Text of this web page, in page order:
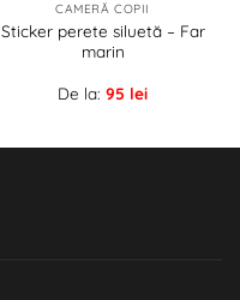
CAMERĂ COPII
Sticker perete siluetă – Far
marin
De la: 95 lei